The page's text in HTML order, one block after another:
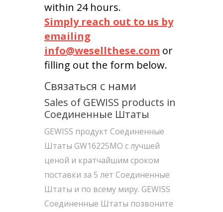
within 24 hours.
Simply reach out to us by
emailing
info@wesellthese.com or
filling out the form below.
Связаться с нами
Sales of GEWISS products in
Соединенные Штаты
GEWISS продукт Соединенные
Штаты GW16225MO с лучшей
ценой и кратчайшим сроком
поставки за 5 лет Соединенные
Штаты и по всему миру. GEWISS
Соединенные Штаты позвоните